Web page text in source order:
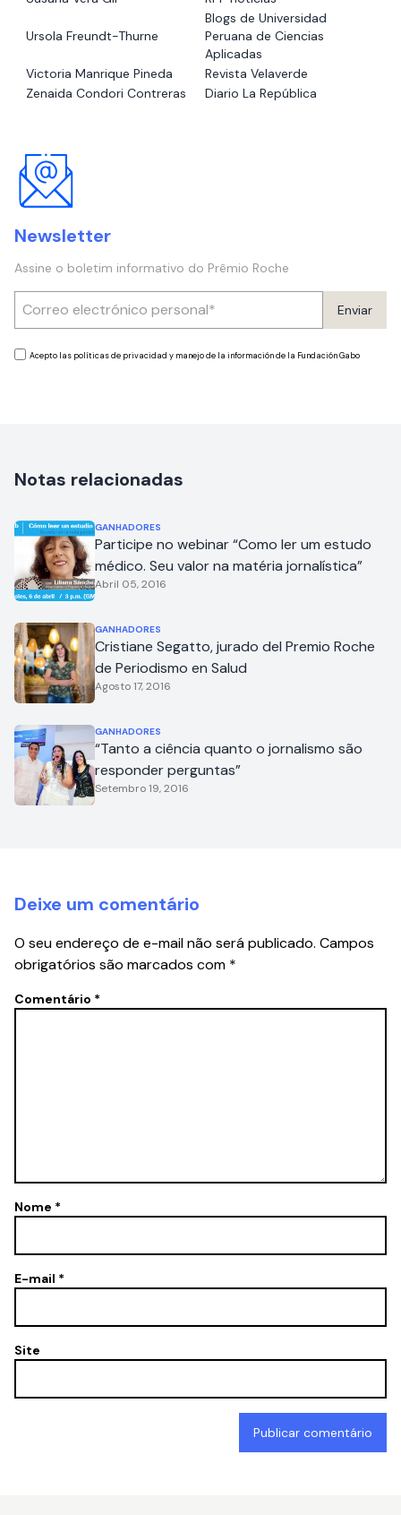
Ursola Freundt-Thurne
Blogs de Universidad
Peruana de Ciencias
Aplicadas
Victoria Manrique Pineda
Revista Velaverde
Zenaida Condori Contreras
Diario La República
Newsletter
Assine o boletim informativo do Prêmio Roche
Enviar
Acepto las políticas de privacidad y manejo de la información de la Fundación Gabo
Notas relacionadas
GANHADORES
Participe no webinar “Como ler um estudo
médico. Seu valor na matéria jornalística”
Abril 05, 2016
GANHADORES
Cristiane Segatto, jurado del Premio Roche
de Periodismo en Salud
Agosto 17, 2016
GANHADORES
“Tanto a ciência quanto o jornalismo são
responder perguntas”
Setembro 19, 2016
Deixe um comentário
O seu endereço de e-mail não será publicado. Campos
obrigatórios são marcados com *
Comentário *
Nome *
E-mail *
Site